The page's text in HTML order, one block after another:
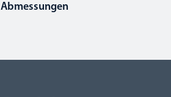
Abmessungen